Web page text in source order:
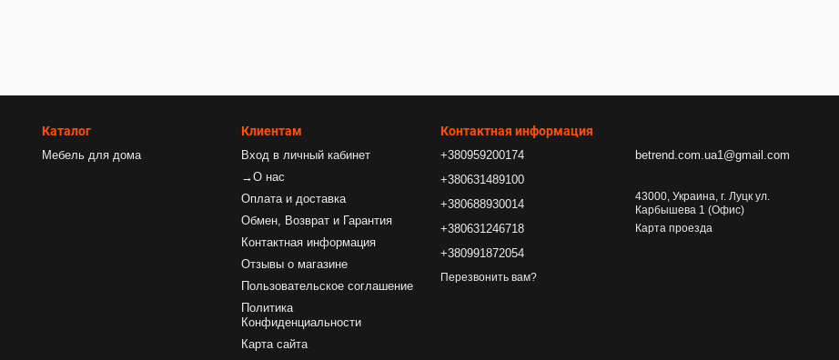
Каталог
Мебель для дома
Клиентам
Вход в личный кабинет
→О нас
Оплата и доставка
Обмен, Возврат и Гарантия
Контактная информация
Отзывы о магазине
Пользовательское соглашение
Политика
Конфиденциальности
Карта сайта
Контактная информация
+380959200174
+380631489100
+380688930014
+380631246718
+380991872054
Перезвонить вам?
betrend.com.ua1@gmail.com
43000, Украина, г. Луцк ул.
Карбышева 1 (Офис)
Карта проезда